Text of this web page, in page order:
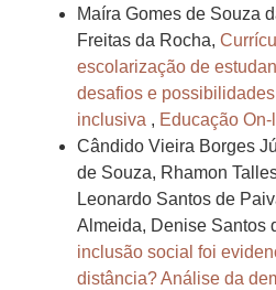
Maíra Gomes de Souza
Freitas da Rocha,
escolarização de
desafios e
inclusiva , Educação
Cândido Vieira Borges
de Souza, Rhamon
Leonardo Santos de
Almeida, Denise Santos
inclusão social foi
distância? Análise da